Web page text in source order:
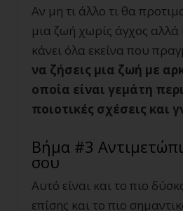
Αν μη τι άλλο τι θα
μια ζωή χωρίς άγχος αλλά
κάνει όλα εκείνα που
να ζήσεις μια ζωή με
οποία είναι γεμάτη
ποιοτικές σχέσεις και
Βήμα #3
σου
Αυτό είναι και το πιο
επίσης και το πιο